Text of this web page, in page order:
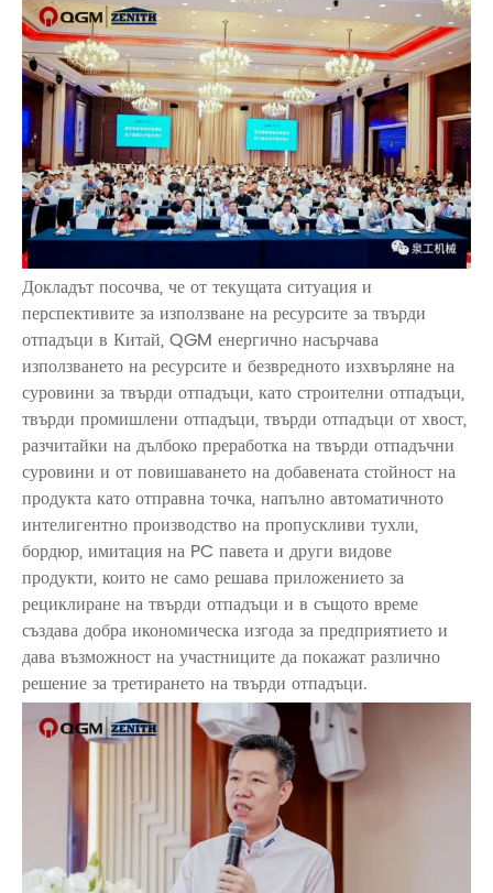
Докладът посочва, че от текущата ситуация и
перспективите за използване на ресурсите за твърди
отпадъци в Китай, QGM енергично насърчава
използването на ресурсите и безвредното изхвърляне на
суровини за твърди отпадъци, като строителни отпадъци,
твърди промишлени отпадъци, твърди отпадъци от хвост,
разчитайки на дълбоко преработка на твърди отпадъчни
суровини и от повишаването на добавената стойност на
продукта като отправна точка, напълно автоматичното
интелигентно производство на пропускливи тухли,
бордюр, имитация на PC павета и други видове
продукти, които не само решава приложението за
рециклиране на твърди отпадъци и в същото време
създава добра икономическа изгода за предприятието и
дава възможност на участниците да покажат различно
решение за третирането на твърди отпадъци.